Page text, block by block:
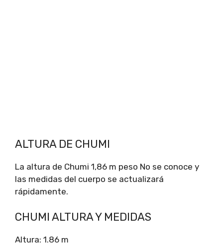
ALTURA DE CHUMI
La altura de Chumi 1,86 m peso No se conoce y
las medidas del cuerpo se actualizará
rápidamente.
CHUMI ALTURA Y MEDIDAS
Altura: 1.86 m